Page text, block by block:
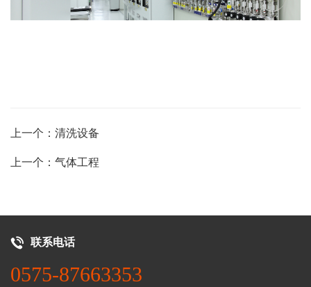
上一个：清洗设备
上一个：气体工程
联系电话
0575-87663353